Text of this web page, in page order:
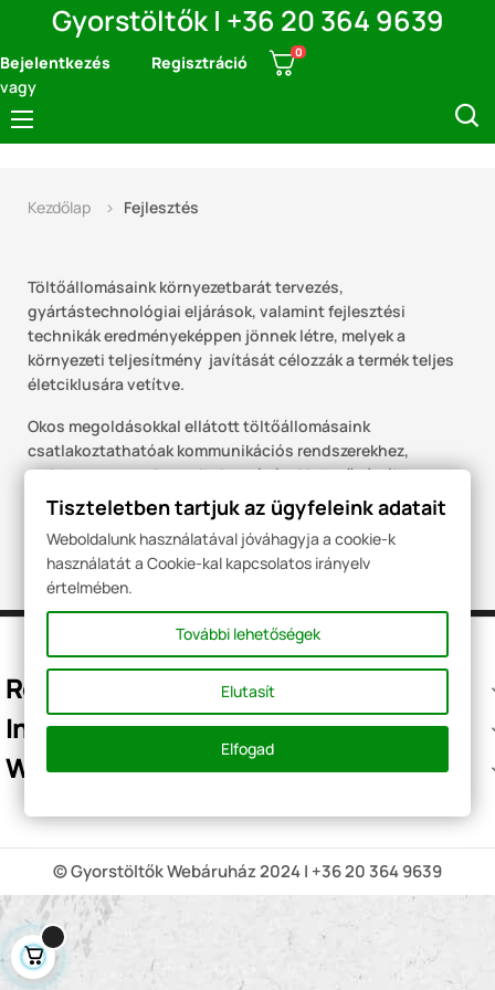
Gyorstöltők | +36 20 364 9639
Bejelentkezés
vagy
Regisztráció 0
Navigáció
kapcsolása
☰
Kezdőlap Fejlesztés
Töltőállomásaink környezetbarát tervezés,
gyártástechnológiai eljárások, valamint fejlesztési
technikák eredményeképpen jönnek létre, melyek a
környezeti teljesítmény javítását célozzák a termék teljes
életciklusára vetítve.
Okos megoldásokkal ellátott töltőállomásaink
csatlakoztathatóak kommunikációs rendszerekhez,
melyben egy szoftver alkalmazásával lehetővé válik a
töltés távoli adminisztrációja.
Rólunk
Információk
Weboldalaink
© Gyorstöltők Webáruház 2024 | +36 20 364 9639
Tiszteletben tartjuk az ügyfeleink adatait
Weboldalunk használatával jóváhagyja a cookie-k
használatát a Cookie-kal kapcsolatos irányelv
értelmében.
További lehetőségek
Elutasít
Elfogad